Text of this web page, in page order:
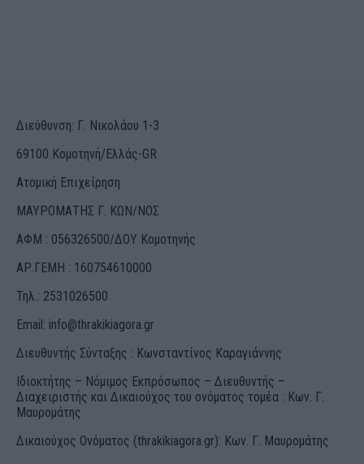
Διεύθυνση: Γ. Νικολάου 1-3
69100 Κομοτηνή/Ελλάς-GR
Ατομική Επιχείρηση
ΜΑΥΡΟΜΑΤΗΣ Γ. ΚΩΝ/ΝΟΣ
ΑΦΜ : 056326500/ΔOΥ Κομοτηνής
ΑΡ.ΓΕΜΗ : 160754610000
Τηλ.: 2531026500
Email: info@thrakikiagora.gr
Διευθυντής Σύνταξης : Κωνσταντίνος Καραγιάννης
Ιδιοκτήτης – Νόμιμος Εκπρόσωπος – Διευθυντής –
Διαχειριστής και Δικαιούχος του ονόματος τομέα : Κων. Γ.
Μαυρομάτης
Δικαιούχος Ονόματος (thrakikiagora.gr): Κων. Γ. Μαυρομάτης